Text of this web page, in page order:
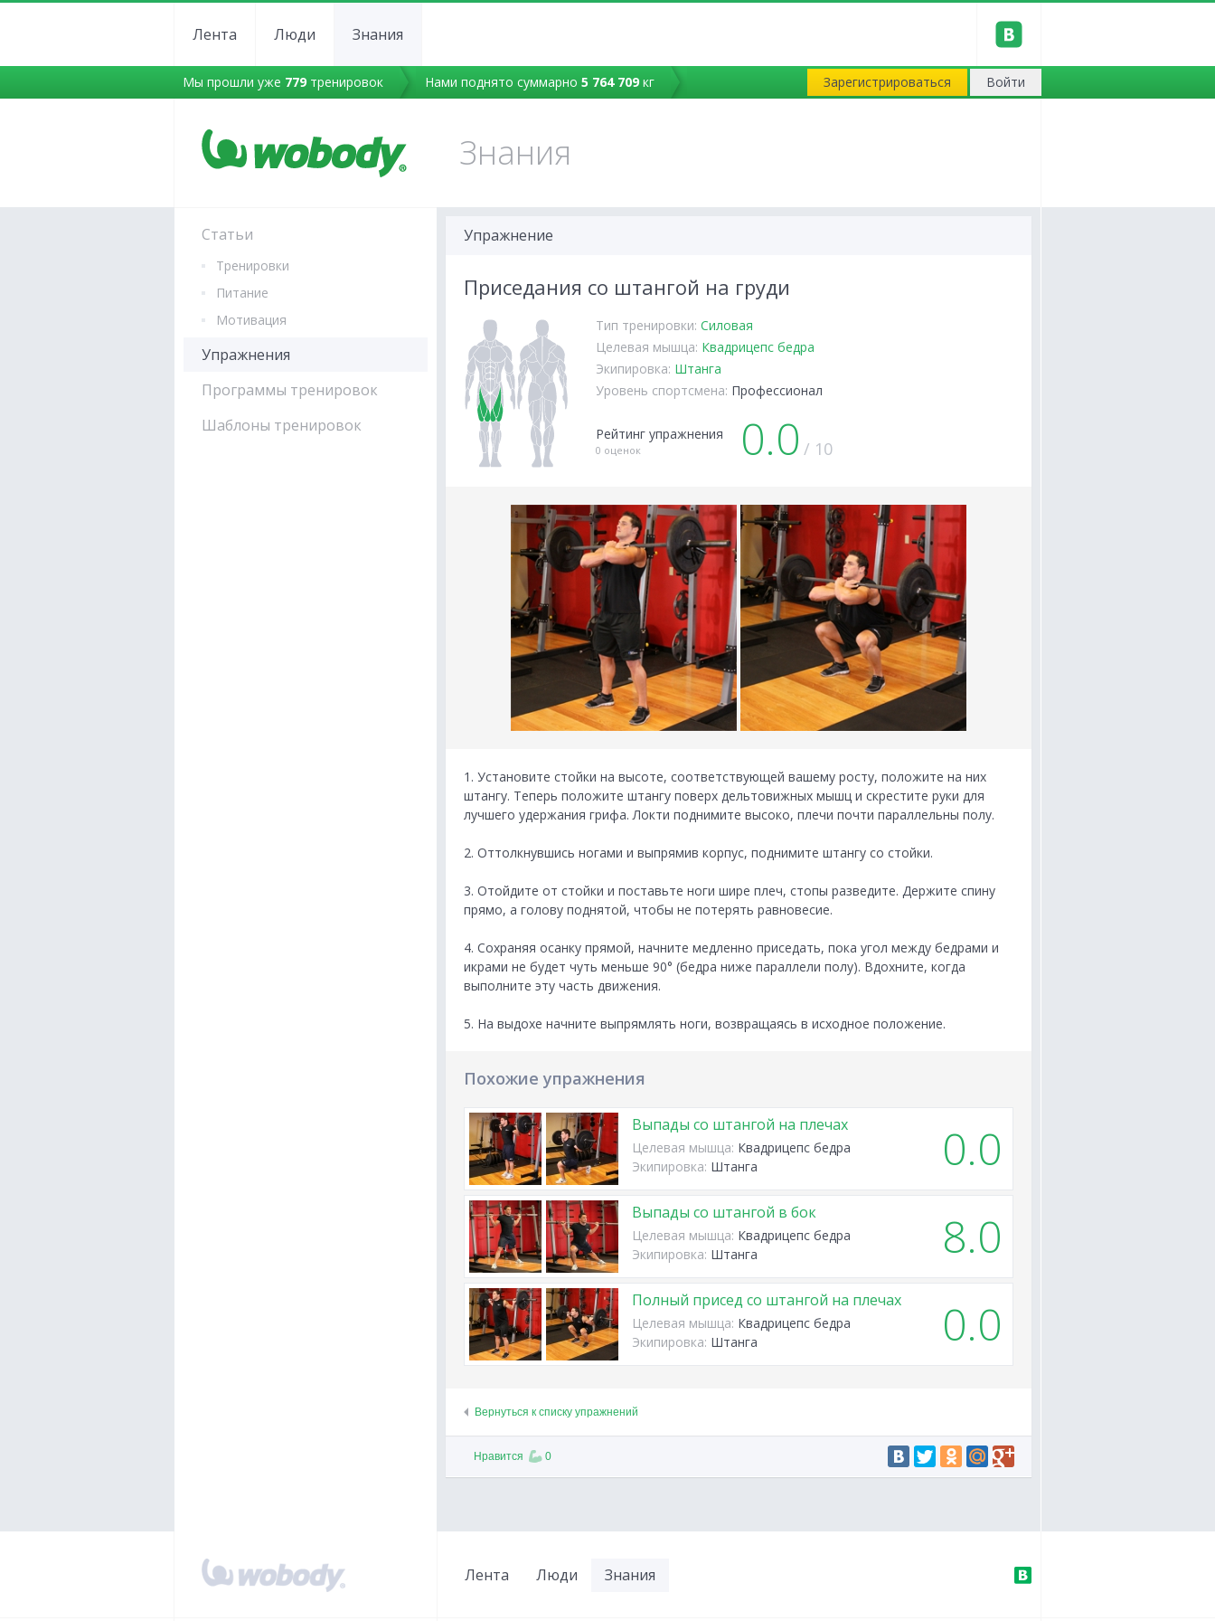
Лента Люди Знания
Мы прошли уже 779тренировок Нами поднято суммарно 5 764 709кг Войти
Зарегистрироваться
Знания
Статьи
Тренировки
Питание
Мотивация
Упражнения
Программы тренировок
Шаблоны тренировок
Упражнение
Приседания со штангой на груди
Тип тренировки: Силовая
Целевая мышца: Квадрицепс бедра
Экипировка: Штанга
Уровень спортсмена: Профессионал
Рейтинг упражнения
0 оценок 0.0
1. Установите стойки на высоте, соответствующей вашему росту, положите на них
штангу. Теперь положите штангу поверх дельтовижных мышц и скрестите руки для
лучшего удержания грифа. Локти поднимите высоко, плечи почти параллельны полу.
2. Оттолкнувшись ногами и выпрямив корпус, поднимите штангу со стойки.
3. Отойдите от стойки и поставьте ноги шире плеч, стопы разведите. Держите спину
прямо, а голову поднятой, чтобы не потерять равновесие.
4. Сохраняя осанку прямой, начните медленно приседать, пока угол между бедрами и
икрами не будет чуть меньше 90° (бедра ниже параллели полу). Вдохните, когда
выполните эту часть движения.
5. На выдохе начните выпрямлять ноги, возвращаясь в исходное положение.
Похожие упражнения
Выпады со штангой на плечах
Целевая мышца: Квадрицепс бедра
Экипировка: Штанга 0.0
Выпады со штангой в бок
Целевая мышца: Квадрицепс бедра
Экипировка: Штанга 8.0
Полный присед со штангой на плечах
Целевая мышца: Квадрицепс бедра
Экипировка: Штанга 0.0
Вернуться к списку упражнений
Нравится 0
Лента Люди Знания